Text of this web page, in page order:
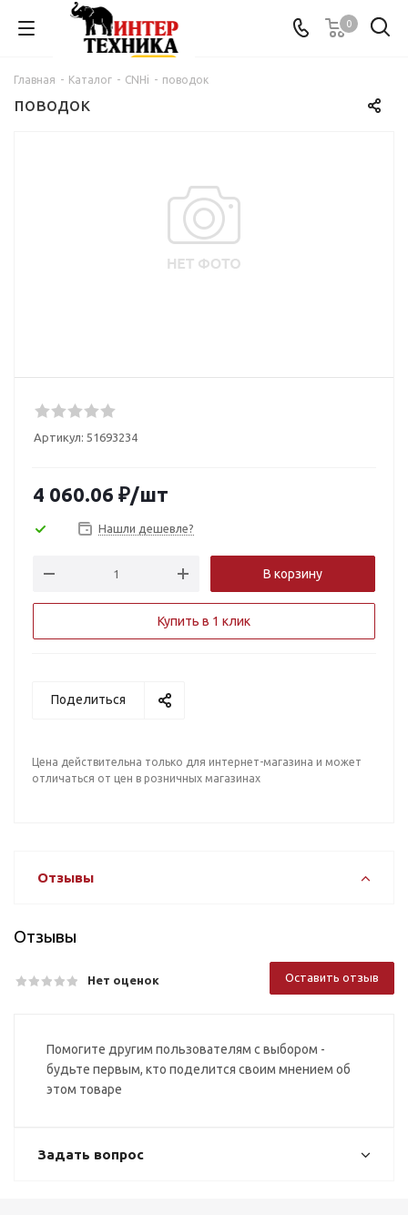
0
Главная - Каталог - CNHi - поводок
поводок
Артикул: 51693234
4 060.06 ₽/шт
Нашли дешевле?
В корзину
Купить в 1 клик
Поделиться
Цена действительна только для интернет-магазина и может
отличаться от цен в розничных магазинах
Отзывы
Отзывы
Нет оценок Оставить отзыв
Помогите другим пользователям с выбором -
будьте первым, кто поделится своим мнением об
этом товаре
Задать вопрос